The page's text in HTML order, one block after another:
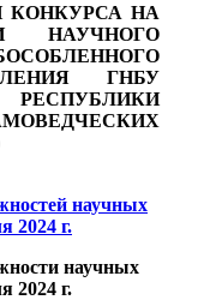
КОНКУРСА НА
НАУЧНОГО
ГНБУ
научных
2024 г.
научных
2024 г.